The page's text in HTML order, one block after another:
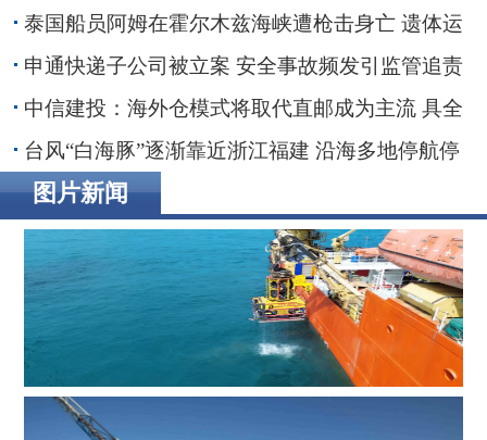
红海装货行动
泰国船员阿姆在霍尔木兹海峡遭枪击身亡 遗体运
抵家乡
申通快递子公司被立案 安全事故频发引监管追责
30亿融资搁浅数智化转型承压
中信建投：海外仓模式将取代直邮成为主流 具全
链条能力端到端整合者将最终胜出
台风“白海豚”逐渐靠近浙江福建 沿海多地停航停
工应对防范
图片新闻
辉固深水ROV服务助力印度海上钻井作业